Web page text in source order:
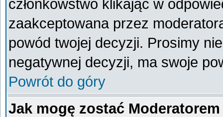
członkowstwo klikając w
zaakceptowana przez
powód twojej decyzji. Prosimy
negatywnej decyzji, ma swoje
Powrót do góry
Jak mogę zostać